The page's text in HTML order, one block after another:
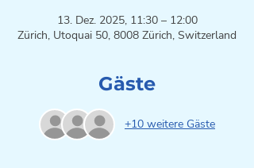
13. Dez. 2025, 11:30 – 12:00
Zürich, Utoquai 50, 8008 Zürich, Switzerland
Gäste
+10 weitere Gäste